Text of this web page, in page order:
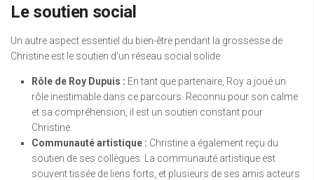
Le soutien social
Un autre aspect essentiel du bien-être pendant la grossesse de
Christine est le soutien d’un réseau social solide.
Rôle de Roy Dupuis : En tant que partenaire, Roy a joué un
rôle inestimable dans ce parcours. Reconnu pour son calme
et sa compréhension, il est un soutien constant pour
Christine.
Communauté artistique : Christine a également reçu du
soutien de ses collègues. La communauté artistique est
souvent tissée de liens forts, et plusieurs de ses amis acteurs